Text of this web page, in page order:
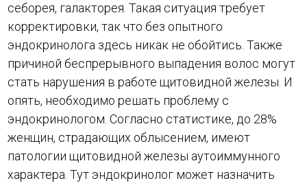
себорея, галакторея. Такая ситуация требует
корректировки, так что без опытного
эндокринолога здесь никак не обойтись. Также
причиной беспрерывного выпадения волос могут
стать нарушения в работе щитовидной железы. И
опять, необходимо решать проблему с
эндокринологом. Согласно статистике, до 28%
женщин, страдающих облысением, имеют
патологии щитовидной железы аутоиммунного
характера. Тут эндокринолог может назначить